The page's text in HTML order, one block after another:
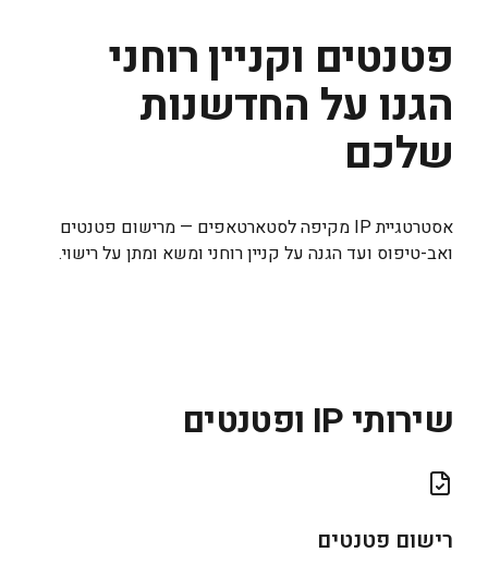
פטנטים וקניין רוחני
הגנו על החדשנות
שלכם
אסטרטגיית IP מקיפה לסטארטאפים — מרישום פטנטים
ואב-טיפוס ועד הגנה על קניין רוחני ומשא ומתן על רישוי.
שירותי IP ופטנטים
רישום פטנטים